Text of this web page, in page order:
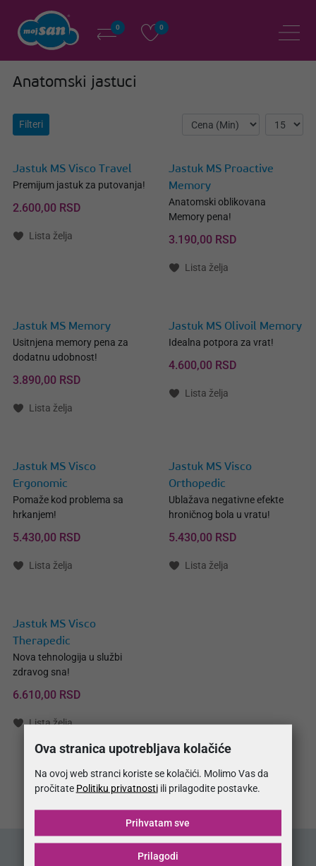
0 0
Anatomski jastuci
Filteri
Jastuk MS Visco Travel
Premijum jastuk za putovanja!
2.600,00 RSD
Lista želja
Jastuk MS Proactive
Memory
Anatomski oblikovana
Memory pena!
3.190,00 RSD
Lista želja
Jastuk MS Memory
Usitnjena memory pena za
dodatnu udobnost!
3.890,00 RSD
Lista želja
Jastuk MS Olivoil Memory
Idealna potpora za vrat!
4.600,00 RSD
Lista želja
Jastuk MS Visco
Ergonomic
Pomaže kod problema sa
hrkanjem!
5.430,00 RSD
Lista želja
Jastuk MS Visco
Orthopedic
Ublažava negativne efekte
hroničnog bola u vratu!
5.430,00 RSD
Lista želja
Jastuk MS Visco
Therapedic
Nova tehnologija u službi
zdravog sna!
6.610,00 RSD
Lista želja
Ova stranica upotrebljava kolačiće
Na ovoj web stranci koriste se kolačići. Molimo Vas da
pročitate Politiku privatnostiili prilagodite postavke.
Prilagodi
Prihvatam sve